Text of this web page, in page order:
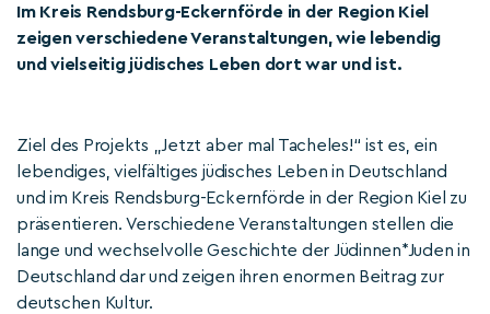
Im Kreis Rendsburg-Eckernförde in der Region Kiel
zeigen verschiedene Veranstaltungen, wie lebendig
und vielseitig jüdisches Leben dort war und ist.
Ziel des Projekts „Jetzt aber mal Tacheles!“ ist es, ein
lebendiges, vielfältiges jüdisches Leben in Deutschland
und im Kreis Rendsburg-Eckernförde in der Region Kiel zu
präsentieren. Verschiedene Veranstaltungen stellen die
lange und wechselvolle Geschichte der Jüdinnen*Juden in
Deutschland dar und zeigen ihren enormen Beitrag zur
deutschen Kultur.